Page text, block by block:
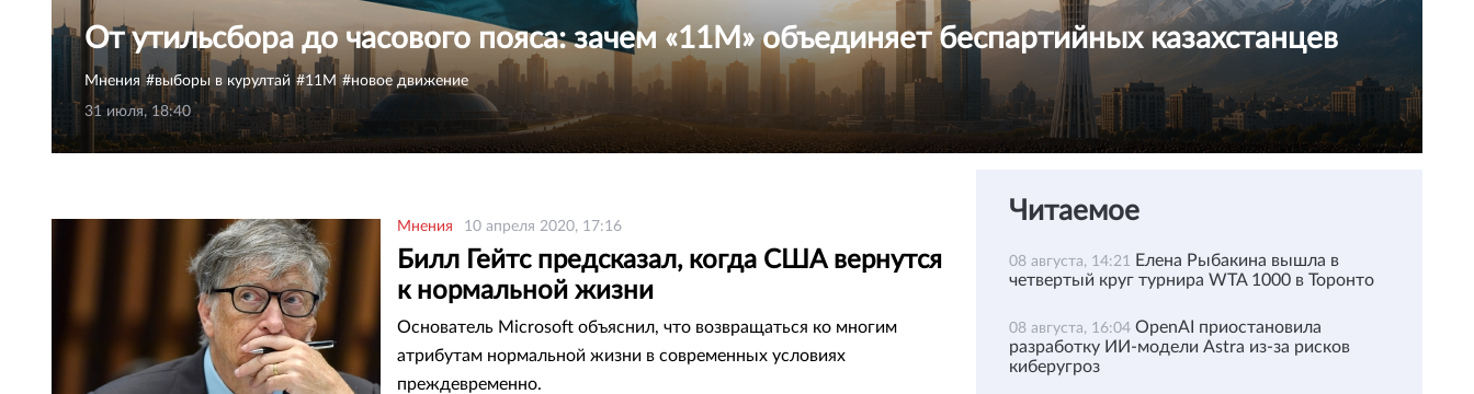
От утильсбора до часового пояса: зачем «11М» объединяет беспартийных казахстанцев
Мнения выборы в курултай 11М
новое движение
31 июля, 18:40
Мнения 10 апреля 2020, 17:16
Билл Гейтс предсказал, когда США вернутся
к нормальной жизни
Основатель Microsoft объяснил, что возвращаться ко многим
атрибутам нормальной жизни в современных условиях
преждевременно.
Читаемое
08 августа, 14:21 Елена Рыбакина вышла в
четвертый круг турнира WTA 1000 в Торонто
08 августа, 16:04 OpenAI приостановила
разработку ИИ-модели Astra из-за рисков
киберугроз